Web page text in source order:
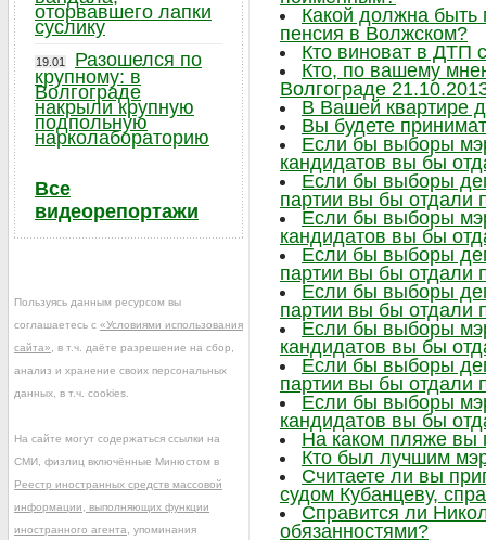
Какой должна быть
пенсия в Волжском?
Кто виноват в ДТП
Кто, по вашему
Волгограде
В Вашей квартире
Вы будете
Если бы выборы
кандидатов вы бы
Если бы выборы
партии вы бы отдали
Если бы выборы
кандидатов вы бы
Если бы выборы
партии вы бы отдали
Если бы выборы
партии вы бы отдали
Если бы выборы
кандидатов вы бы
Если бы выборы
партии вы бы отдали
Если бы выборы
кандидатов вы бы
На каком пляже вы
Кто был лучшим
Считаете ли вы
судом Кубанцеву,
Справится ли
обязанностями?
оторвавшего лапки
суслику
19.01
Разошелся по
крупному: в
Волгограде
накрыли крупную
подпольную
нарколабораторию
Все
видеорепортажи
Пользуясь данным ресурсом вы
соглашаетесь с «Условиями использования
сайта» , в т.ч. даёте разрешение на сбор,
анализ и хранение своих персональных
данных, в т.ч. cookies.
На сайте могут содержаться ссылки на
СМИ, физлиц включённые Минюстом в
Реестр иностранных средств массовой
информации, выполняющих функции
иностранного агента , упоминания